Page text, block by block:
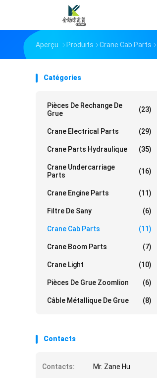
Aperçu Produits Crane Cab Parts
Catégories
Pièces De Rechange De
Grue
(23)
Crane Electrical Parts (29)
Crane Parts Hydraulique (35)
Crane Undercarriage
Parts
(16)
Crane Engine Parts (11)
Filtre De Sany (6)
Crane Cab Parts (11)
Crane Boom Parts (7)
Crane Light (10)
Pièces De Grue Zoomlion (6)
Câble Métallique De Grue (8)
Contacts
Contacts:
Mr. Zane Hu